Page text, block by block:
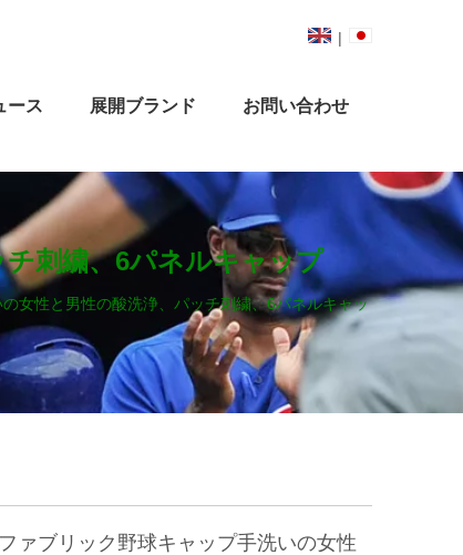
|
ース 展開ブランド お問い合わせ
刺繍、6パネルキャップ
女性と男性の酸洗浄、パッチ刺繍、6パネルキャッ
ァブリック野球キャップ手洗いの女性